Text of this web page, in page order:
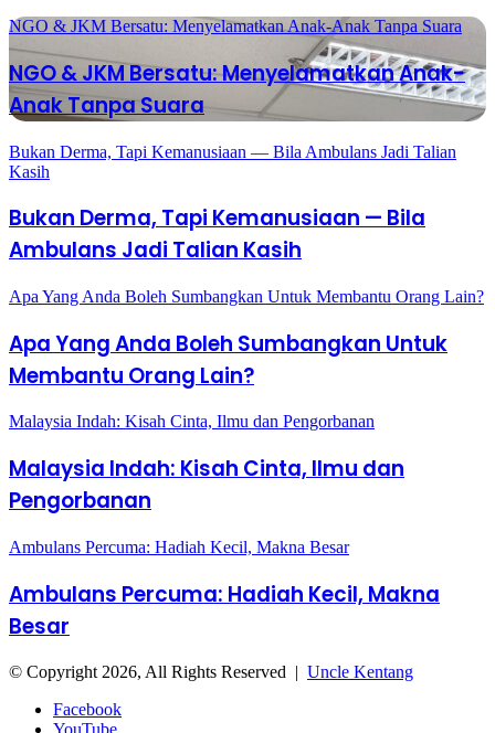
NGO & JKM Bersatu: Menyelamatkan Anak-Anak Tanpa Suara
NGO & JKM Bersatu: Menyelamatkan Anak-
Anak Tanpa Suara
Bukan Derma, Tapi Kemanusiaan — Bila Ambulans Jadi Talian
Kasih
Bukan Derma, Tapi Kemanusiaan — Bila
Ambulans Jadi Talian Kasih
Apa Yang Anda Boleh Sumbangkan Untuk Membantu Orang Lain?
Apa Yang Anda Boleh Sumbangkan Untuk
Membantu Orang Lain?
Malaysia Indah: Kisah Cinta, Ilmu dan Pengorbanan
Malaysia Indah: Kisah Cinta, Ilmu dan
Pengorbanan
Ambulans Percuma: Hadiah Kecil, Makna Besar
Ambulans Percuma: Hadiah Kecil, Makna
Besar
© Copyright 2026, All Rights Reserved | Uncle Kentang
Facebook